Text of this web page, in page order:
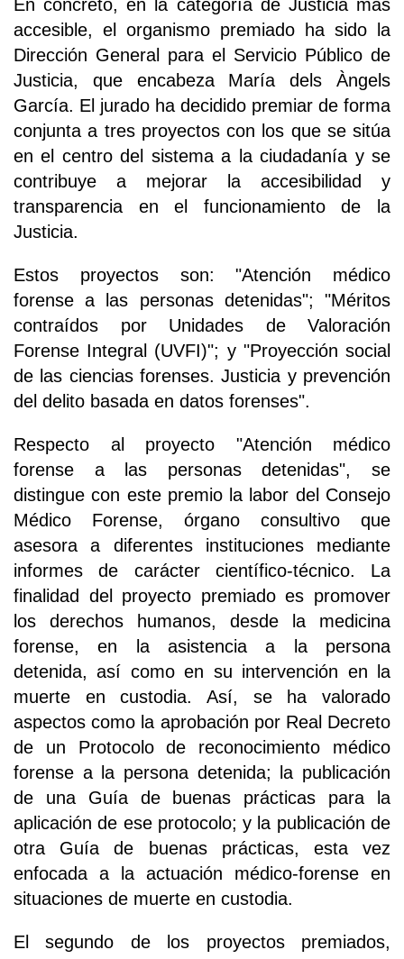
En concreto, en la categoría de Justicia más
accesible, el organismo premiado ha sido la
Dirección General para el Servicio Público de
Justicia, que encabeza María dels Àngels
García. El jurado ha decidido premiar de forma
conjunta a tres proyectos con los que se sitúa
en el centro del sistema a la ciudadanía y se
contribuye a mejorar la accesibilidad y
transparencia en el funcionamiento de la
Justicia.
Estos proyectos son: "Atención médico
forense a las personas detenidas"; "Méritos
contraídos por Unidades de Valoración
Forense Integral (UVFI)"; y "Proyección social
de las ciencias forenses. Justicia y prevención
del delito basada en datos forenses".
Respecto al proyecto "Atención médico
forense a las personas detenidas", se
distingue con este premio la labor del Consejo
Médico Forense, órgano consultivo que
asesora a diferentes instituciones mediante
informes de carácter científico-técnico. La
finalidad del proyecto premiado es promover
los derechos humanos, desde la medicina
forense, en la asistencia a la persona
detenida, así como en su intervención en la
muerte en custodia. Así, se ha valorado
aspectos como la aprobación por Real Decreto
de un Protocolo de reconocimiento médico
forense a la persona detenida; la publicación
de una Guía de buenas prácticas para la
aplicación de ese protocolo; y la publicación de
otra Guía de buenas prácticas, esta vez
enfocada a la actuación médico-forense en
situaciones de muerte en custodia.
El segundo de los proyectos premiados,